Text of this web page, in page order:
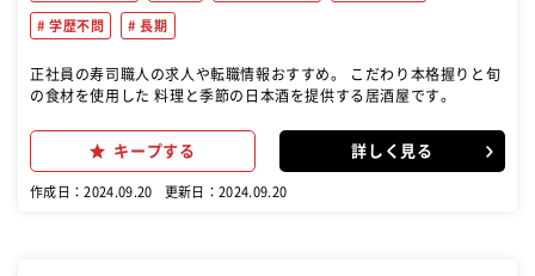
学歴不問 長期
正社員の寿司職人の求人や転職情報おすすめ。 こだわり本格握りと旬
の食材を使用した 料理と季節の日本酒を提供する居酒屋です。
キープする 詳しく見る
作成日：2024.09.20 更新日：2024.09.20